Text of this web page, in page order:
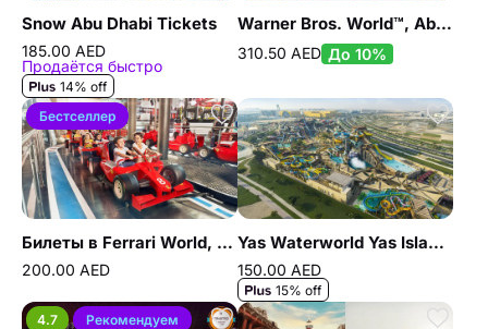
Snow Abu Dhabi Tickets
185.00 AED
Продаётся быстро
14% off
Warner Bros. World™, Abu Dhabi
310.50 AED До 10%
Бестселлер
Билеты в Ferrari World, Абу-Даби
200.00 AED
Yas Waterworld Yas Island, Abu Dhabi
150.00 AED
15% off
4.7
Рекомендуем